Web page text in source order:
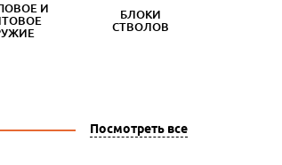
И
БЛОКИ
СТВОЛОВ
Посмотреть все